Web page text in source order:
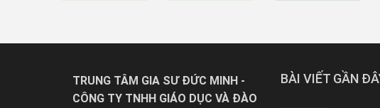
TRUNG TÂM GIA SƯ ĐỨC MINH -
CÔNG TY TNHH GIÁO DỤC VÀ ĐÀO
BÀI VIẾT GẦN